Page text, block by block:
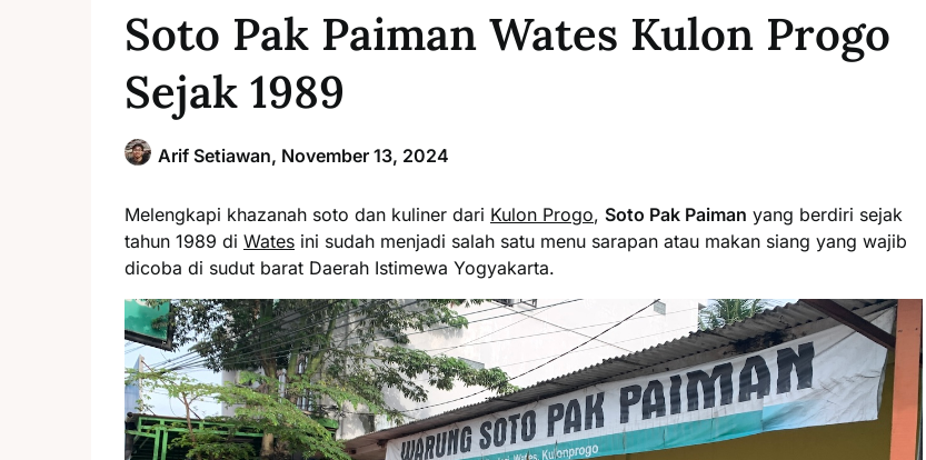
Soto Pak Paiman Wates Kulon Progo
Sejak 1989
Arif Setiawan, November 13, 2024
Melengkapi khazanah soto dan kuliner dari Kulon Progo, Soto Pak Paiman yang berdiri sejak
tahun 1989 di Wates ini sudah menjadi salah satu menu sarapan atau makan siang yang wajib
dicoba di sudut barat Daerah Istimewa Yogyakarta.